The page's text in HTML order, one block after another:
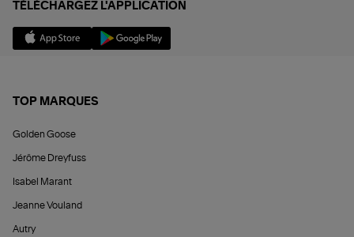
TÉLÉCHARGEZ L'APPLICATION
TOP MARQUES
Golden Goose
Jérôme Dreyfuss
Isabel Marant
Jeanne Vouland
Autry